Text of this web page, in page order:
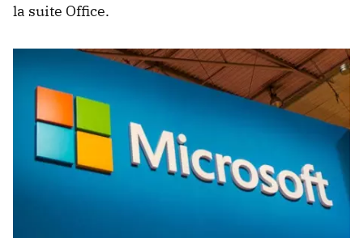
la suite Office.